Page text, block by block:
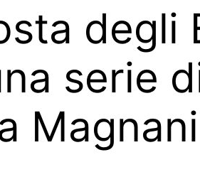
degli
serie